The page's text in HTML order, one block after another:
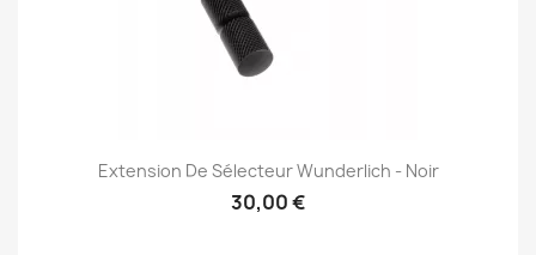
Extension De Sélecteur Wunderlich - Noir
30,00 €